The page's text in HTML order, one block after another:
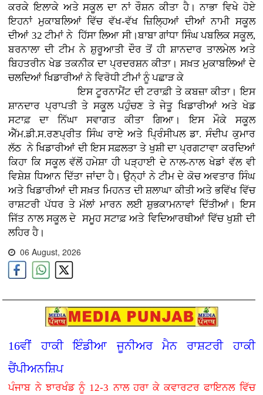
ਕਰਕੇ ਇਲਾਕੇ ਅਤੇ ਸਕੂਲ ਦਾ ਨਾਂ ਰੌਸ਼ਨ ਕੀਤਾ ਹੈ। ਨਾਭਾ ਵਿਖੇ ਹੋਏ
ਇਹਨਾਂ ਮੁਕਾਬਲਿਆਂ ਵਿੱਚ ਵੱਖ-ਵੱਖ ਜ਼ਿਲ੍ਹਿਆਂ ਦੀਆਂ ਨਾਮੀ ਸਕੂਲ
ਦੀਆਂ 32 ਟੀਮਾਂ ਨੇ ਹਿੱਸਾ ਲਿਆ ਸੀ।ਬਾਬਾ ਗਾਂਧਾ ਸਿੰਘ ਪਬਲਿਕ ਸਕੂਲ,
ਬਰਨਾਲਾ ਦੀ ਟੀਮ ਨੇ ਸ਼ੁਰੂਆਤੀ ਦੌਰ ਤੋਂ ਹੀ ਸ਼ਾਨਦਾਰ ਤਾਲਮੇਲ ਅਤੇ
ਬਿਹਤਰੀਨ ਖੇਡ ਤਕਨੀਕ ਦਾ ਪ੍ਰਦਰਸ਼ਨ ਕੀਤਾ। ਸਖ਼ਤ ਮੁਕਾਬਲਿਆਂ ਦੇ
ਚਲਦਿਆਂ ਖਿਡਾਰੀਆਂ ਨੇ ਵਿਰੋਧੀ ਟੀਮਾਂ ਨੂੰ ਪਛਾੜ ਕੇ
ਇਸ ਟੂਰਨਾਮੈਂਟ ਦੀ ਟਰਾਫ਼ੀ ਤੇ ਕਬਜ਼ਾ ਕੀਤਾ। ਇਸ
ਸ਼ਾਨਦਾਰ ਪ੍ਰਾਪਤੀ ਤੇ ਸਕੂਲ ਪਹੁੰਚਣ ਤੇ ਜੇਤੂ ਖਿਡਾਰੀਆਂ ਅਤੇ ਖੇਡ
ਸਟਾਫ਼ ਦਾ ਨਿੱਘਾ ਸਵਾਗਤ ਕੀਤਾ ਗਿਆ। ਇਸ ਮੌਕੇ ਸਕੂਲ
ਐੱਮ.ਡੀ.ਸ.ਰਣਪ੍ਰੀਤ ਸਿੰਘ ਰਾਏ ਅਤੇ ਪ੍ਰਿੰਸੀਪਲ ਡਾ. ਸੰਦੀਪ ਕੁਮਾਰ
ਲੱਠ ਨੇ ਖਿਡਾਰੀਆਂ ਦੀ ਇਸ ਸਫ਼ਲਤਾ ਤੇ ਖੁਸ਼ੀ ਦਾ ਪ੍ਰਗਟਾਵਾ ਕਰਦਿਆਂ
ਕਿਹਾ ਕਿ ਸਕੂਲ ਵੱਲੋਂ ਹਮੇਸ਼ਾ ਹੀ ਪੜ੍ਹਾਈ ਦੇ ਨਾਲ-ਨਾਲ ਖੇਡਾਂ ਵੱਲ ਵੀ
ਵਿਸ਼ੇਸ਼ ਧਿਆਨ ਦਿੱਤਾ ਜਾਂਦਾ ਹੈ। ਉਨ੍ਹਾਂ ਨੇ ਟੀਮ ਦੇ ਕੋਚ ਅਵਤਾਰ ਸਿੰਘ
ਅਤੇ ਖਿਡਾਰੀਆਂ ਦੀ ਸਖ਼ਤ ਮਿਹਨਤ ਦੀ ਸ਼ਲਾਘਾ ਕੀਤੀ ਅਤੇ ਭਵਿੱਖ ਵਿੱਚ
ਰਾਸ਼ਟਰੀ ਪੱਧਰ ਤੇ ਮੱਲਾਂ ਮਾਰਨ ਲਈ ਸ਼ੁਭਕਾਮਨਾਵਾਂ ਦਿੱਤੀਆਂ। ਇਸ
ਜਿੱਤ ਨਾਲ ਸਕੂਲ ਦੇ ਸਮੂਹ ਸਟਾਫ਼ ਅਤੇ ਵਿਦਿਆਰਥੀਆਂ ਵਿੱਚ ਖੁਸ਼ੀ ਦੀ
ਲਹਿਰ ਹੈ।
06 August, 2026
16ਵੀਂ ਹਾਕੀ ਇੰਡੀਆ ਜੂਨੀਅਰ ਮੈਨ ਰਾਸ਼ਟਰੀ ਹਾਕੀ
ਚੈਂਪੀਅਨਸ਼ਿਪ
ਪੰਜਾਬ ਨੇ ਝਾਰਖੰਡ ਨੂੰ 12-3 ਨਾਲ ਹਰਾ ਕੇ ਕਵਾਰਟਰ ਫਾਇਨਲ ਵਿੱਚ